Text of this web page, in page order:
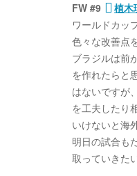
FW #9 植木
ワールドカッ
色々な改善点
ブラジルは前
を作れたらと
はないですが
を工夫したり
いけないと海
明日の試合も
取っていきた